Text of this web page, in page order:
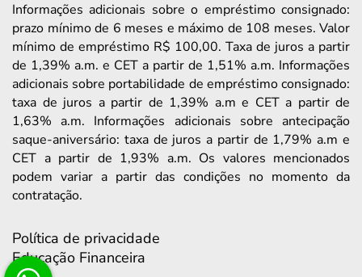
Informações adicionais sobre o empréstimo consignado:
prazo mínimo de 6 meses e máximo de 108 meses. Valor
mínimo de empréstimo R$ 100,00. Taxa de juros a partir
de 1,39% a.m. e CET a partir de 1,51% a.m. Informações
adicionais sobre portabilidade de empréstimo consignado:
taxa de juros a partir de 1,39% a.m e CET a partir de
1,63% a.m. Informações adicionais sobre antecipação
saque-aniversário: taxa de juros a partir de 1,79% a.m e
CET a partir de 1,93% a.m. Os valores mencionados
podem variar a partir das condições no momento da
contratação.
Política de privacidade
Educação Financeira